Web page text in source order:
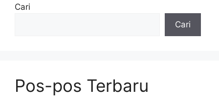
Cari
Cari
Pos-pos Terbaru